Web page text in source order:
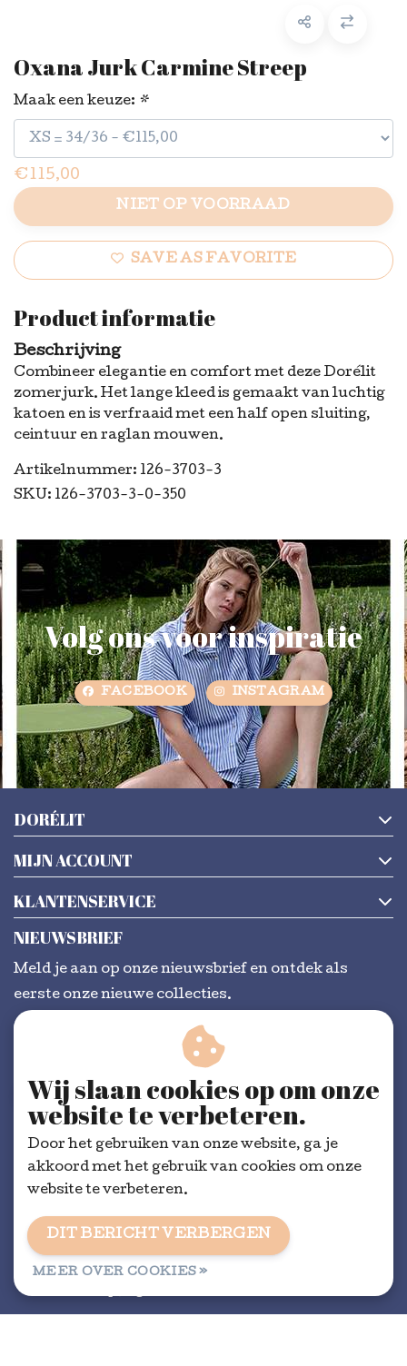
Oxana Jurk Carmine Streep
Maak een keuze: *
€115,00
NIET OP VOORRAAD
SAVE AS FAVORITE
Product informatie
Beschrijving
Combineer elegantie en comfort met deze Dorélit
zomerjurk. Het lange kleed is gemaakt van luchtig
katoen en is verfraaid met een half open sluiting,
ceintuur en raglan mouwen.
Artikelnummer: 126-3703-3
SKU: 126-3703-3-0-350
Volg ons voor inspiratie
FACEBOOK INSTAGRAM
DORÉLIT
MIJN ACCOUNT
KLANTENSERVICE
NIEUWSBRIEF
Meld je aan op onze nieuwsbrief en ontdek als
eerste onze nieuwe collecties.
ABONNEER
Algemene voorwaarden | RSS Feed
Wij slaan cookies op om onze
website te verbeteren.
Door het gebruiken van onze website, ga je
akkoord met het gebruik van cookies om onze
website te verbeteren.
DIT BERICHT VERBERGEN
MEER OVER COOKIES »